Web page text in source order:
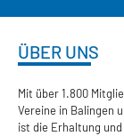
ÜBER UNS
Mit über 1.800
Vereine in Balingen
ist die Erhaltung